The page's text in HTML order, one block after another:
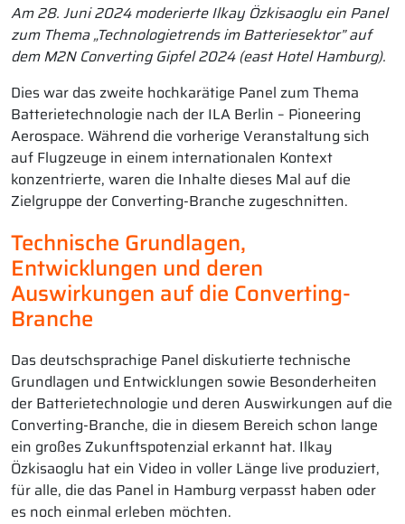
Am 28. Juni 2024 moderierte Ilkay Özkisaoglu ein Panel
zum Thema „Technologietrends im Batteriesektor” auf
dem M2N Converting Gipfel 2024 (east Hotel Hamburg).
Dies war das zweite hochkarätige Panel zum Thema
Batterietechnologie nach der ILA Berlin – Pioneering
Aerospace. Während die vorherige Veranstaltung sich
auf Flugzeuge in einem internationalen Kontext
konzentrierte, waren die Inhalte dieses Mal auf die
Zielgruppe der Converting-Branche zugeschnitten.
Technische Grundlagen,
Entwicklungen und deren
Auswirkungen auf die Converting-
Branche
Das deutschsprachige Panel diskutierte technische
Grundlagen und Entwicklungen sowie Besonderheiten
der Batterietechnologie und deren Auswirkungen auf die
Converting-Branche, die in diesem Bereich schon lange
ein großes Zukunftspotenzial erkannt hat. Ilkay
Özkisaoglu hat ein Video in voller Länge live produziert,
für alle, die das Panel in Hamburg verpasst haben oder
es noch einmal erleben möchten.